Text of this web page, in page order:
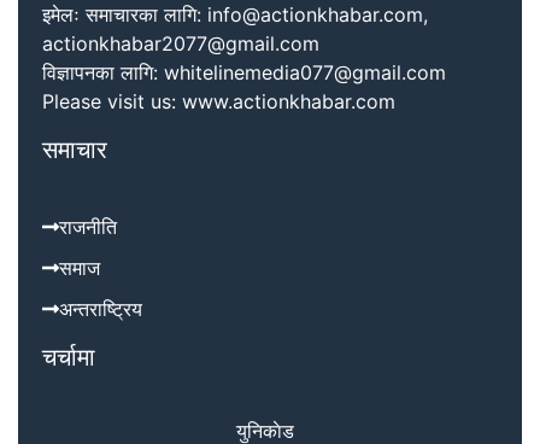
इमेलः समाचारका लागि: info@actionkhabar.com,
actionkhabar2077@gmail.com
विज्ञापनका लागि: whitelinemedia077@gmail.com
Please visit us: www.actionkhabar.com
समाचार
राजनीति
समाज
अन्तराष्ट्रिय
चर्चामा
युनिकाेड